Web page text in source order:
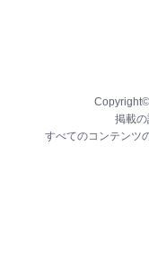
掲載の
すべてのコンテンツ